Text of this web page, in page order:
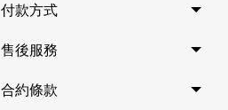
付款方式
售後服務
合約條款